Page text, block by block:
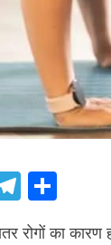
रोगों का